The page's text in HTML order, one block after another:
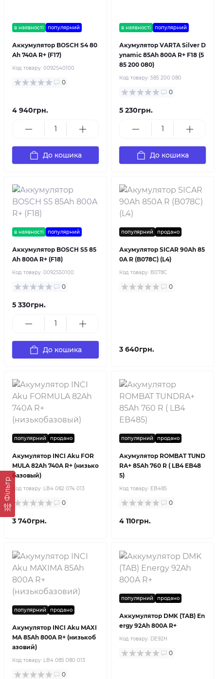
Фільтр
в наявності популярний
Аккумулятор BOSCH S4 80
Ah 740A R+ (F17)
Код товару: 0092S40100
0
4 940грн.
До кошика
в наявності популярний
Акумулятор VARTA Silver D
ynamic 85Ah 800A R+ F18 (5
85 200 080)
Код товару: 585 200 080
0
5 230грн.
До кошика
в наявності популярний
Аккумулятор BOSCH S5 85
Ah 800A R+ (F18)
Код товару: 0092S50100
0
5 330грн.
До кошика
популярний продано
Акумулятор SICAR 90Ah 85
0A R (B078C) (L4)
Код товару: B078C
0
3 640грн.
популярний продано
Акумулятор INCI Aku FOR
MULA 82Ah 740A R+ (низько
базовый)
Код товару: LB4 082 074 013
0
3 740грн.
популярний продано
Акумулятор ROMBAT TUND
RA+ 85Ah 760 R ( LB4 EB48
5)
Код товару: EB485
0
4 110грн.
популярний продано
Акумулятор INCI Aku MAXI
MA 85Ah 800A R+ (низькоб
азовий)
Код товару: LB4 085 080 013
0
популярний продано
Аккумулятор DMK (TAB) En
ergy 92Ah 800A R+
Код товару: DE92H
0